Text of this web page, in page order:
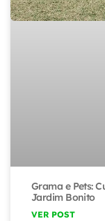
Grama e Pets:
Jardim Bonito
VER POST